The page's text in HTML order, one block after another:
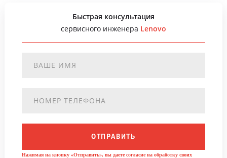
Быстрая консультация
сервисного инженера Lenovo
ОТПРАВИТЬ
Нажимая на кнопку «Отправить», вы даете согласие на обработку своих